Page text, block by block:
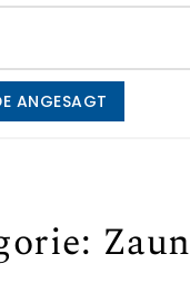
ANGESAGT
Zaun